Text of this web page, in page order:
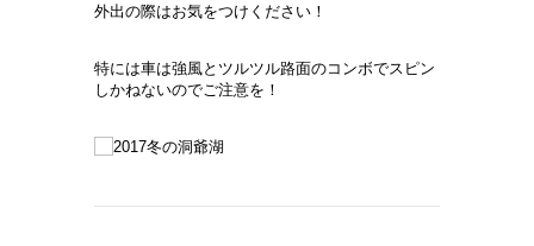
外出の際はお気をつけください！
特には車は強風とツルツル路面のコンボでスピン
しかねないのでご注意を！